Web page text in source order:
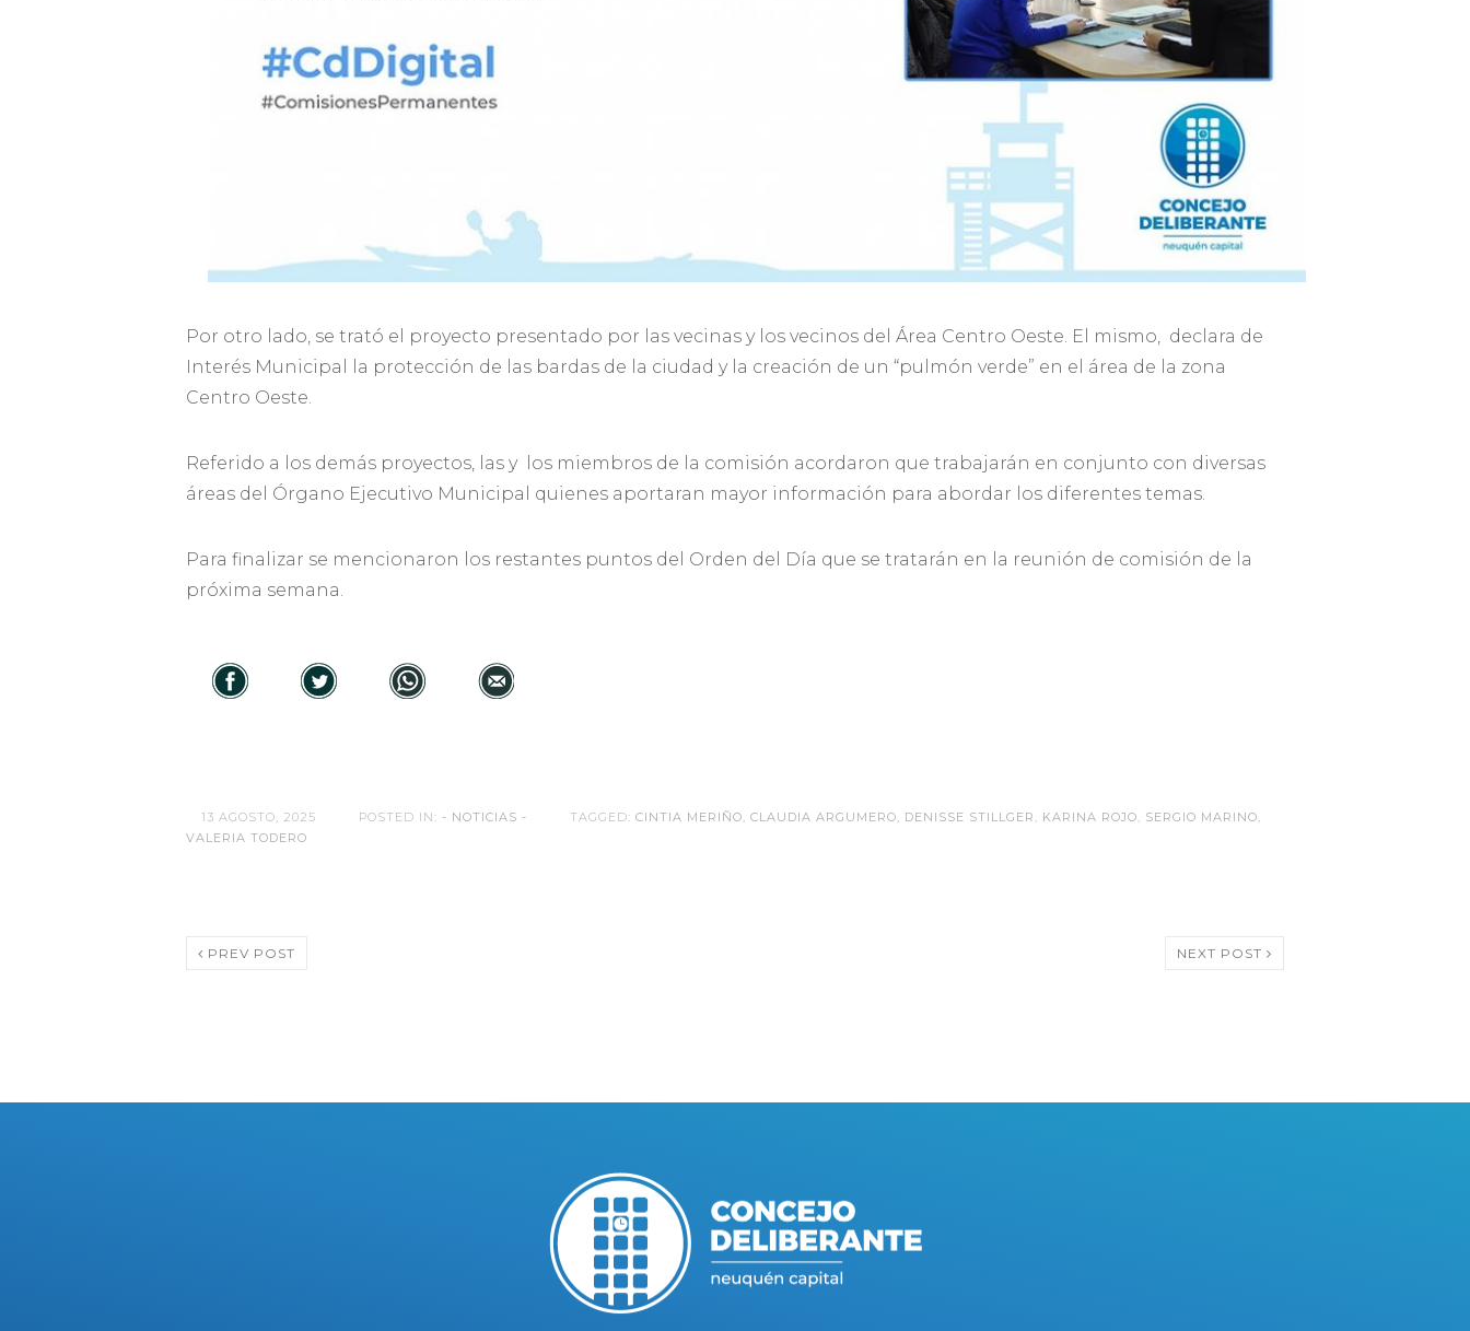
Por otro lado, se trató el proyecto presentado por las vecinas y los vecinos del Área Centro Oeste. El mismo, declara de
Interés Municipal la protección de las bardas de la ciudad y la creación de un “pulmón verde” en el área de la zona
Centro Oeste.
Referido a los demás proyectos, las y los miembros de la comisión acordaron que trabajarán en conjunto con diversas
áreas del Órgano Ejecutivo Municipal quienes aportaran mayor información para abordar los diferentes temas.
Para finalizar se mencionaron los restantes puntos del Orden del Día que se tratarán en la reunión de comisión de la
próxima semana.
13 AGOSTO, 2025 POSTED IN: - NOTICIAS - TAGGED:CINTIA MERIÑO,CLAUDIA ARGUMERO, DENISSE STILLGER , KARINA ROJO, SERGIO MARINO,
VALERIA TODERO
PREV POST NEXT POST